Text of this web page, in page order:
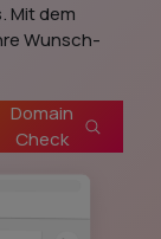
Mit dem
Wunsch-
Domain
Check